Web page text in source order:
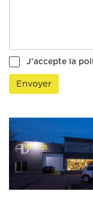
J'accepte la
Envoyer